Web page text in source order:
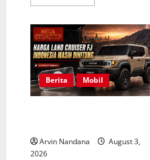
more
NX500
Resmi
Meluncur,
Simak
Daftar
Harga
Motor
Adventure
Kelas
Berita Mobil
Arvin Nandana
August 3,
2026